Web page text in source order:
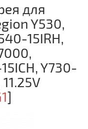
для
Y530,
15IRH,
Y730-
]